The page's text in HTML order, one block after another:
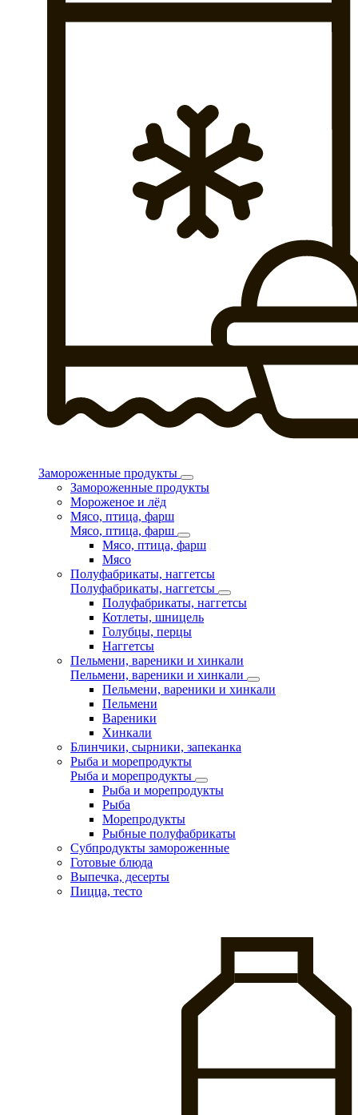
Замороженные продукты
Замороженные продукты
Мороженое и лёд
Мясо, птица, фарш
Мясо, птица, фарш
Мясо, птица, фарш
Мясо
Полуфабрикаты, наггетсы
Полуфабрикаты, наггетсы
Полуфабрикаты, наггетсы
Котлеты, шницель
Голубцы, перцы
Наггетсы
Пельмени, вареники и хинкали
Пельмени, вареники и хинкали
Пельмени, вареники и хинкали
Пельмени
Вареники
Хинкали
Блинчики, сырники, запеканка
Рыба и морепродукты
Рыба и морепродукты
Рыба и морепродукты
Рыба
Морепродукты
Рыбные полуфабрикаты
Субпродукты замороженные
Готовые блюда
Выпечка, десерты
Пицца, тесто